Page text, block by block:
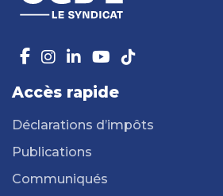
Accès rapide
Déclarations d’impôts
Publications
Communiqués